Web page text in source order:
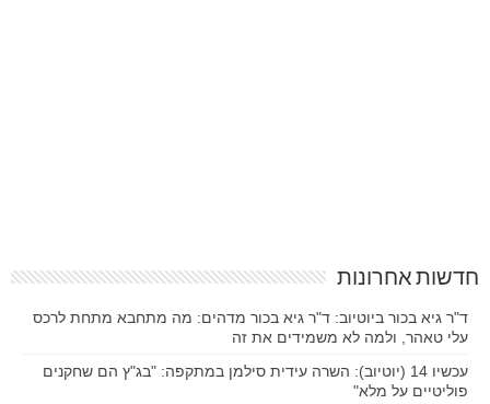
חדשות אחרונות
ד"ר גיא בכור ביוטיוב: ד"ר גיא בכור מדהים: מה מתחבא מתחת לרכס
עלי טאהר, ולמה לא משמידים את זה
עכשיו 14 (יוטיוב): השרה עידית סילמן במתקפה: "בג"ץ הם שחקנים
פוליטיים על מלא"